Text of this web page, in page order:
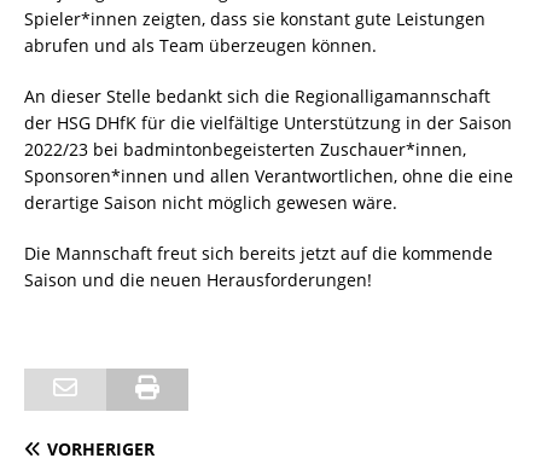
Spieler*innen zeigten, dass sie konstant gute Leistungen
abrufen und als Team überzeugen können.
An dieser Stelle bedankt sich die Regionalligamannschaft
der HSG DHfK für die vielfältige Unterstützung in der Saison
2022/23 bei badmintonbegeisterten Zuschauer*innen,
Sponsoren*innen und allen Verantwortlichen, ohne die eine
derartige Saison nicht möglich gewesen wäre.
Die Mannschaft freut sich bereits jetzt auf die kommende
Saison und die neuen Herausforderungen!
VORHERIGER